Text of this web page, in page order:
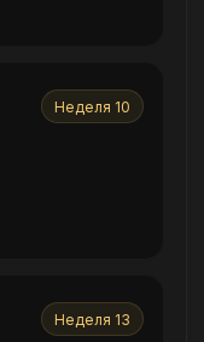
Неделя 10
Неделя 13